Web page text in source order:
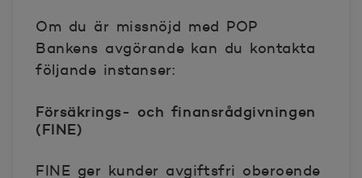
Om du är missnöjd med POP
Bankens avgörande kan du kontakta
följande instanser:
Försäkrings- och finansrådgivningen
(FINE)
FINE ger kunder avgiftsfri oberoende